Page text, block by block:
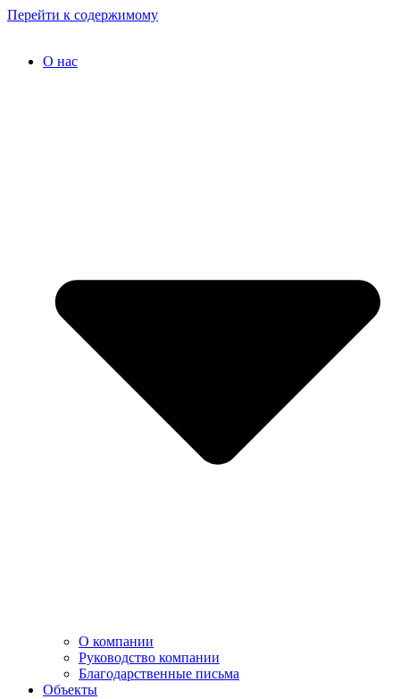
Перейти к содержимому
О нас
О компании
Руководство компании
Благодарственные письма
Объекты